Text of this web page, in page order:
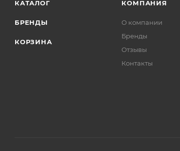
КАТАЛОГ
БРЕНДЫ
КОРЗИНА
КОМПАНИЯ
О компании
Бренды
Отзывы
Контакты